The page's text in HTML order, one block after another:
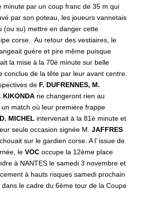
minute par un coup franc de 35 m qui
par son poteau, les joueurs vannetais
(ou su) mettre en danger cette
corse. Au retour des vestiaires, le
guère et pire même puisque
la mise à la 70è minute sur belle
conclue de la tête par leur avant centre.
deF. DUFRENNES, M.
KIKONDAne changeront rien au
un match où leur première frappe
D. MICHELintervenait à la 81è minute et
seule occasion signée M. JAFFRES
sur le gardien corse. A l’ issue de
le VOCoccupe la 12ème place
à NANTES le samedi 3 novembre et
à hauts risques samedi prochain
dans le cadre du 6ème tour de la Coupe